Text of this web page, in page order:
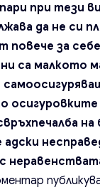
при тези
да не си
повече за
са малкото
адски